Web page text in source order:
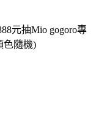
元抽Mio gogoro專
色隨機)